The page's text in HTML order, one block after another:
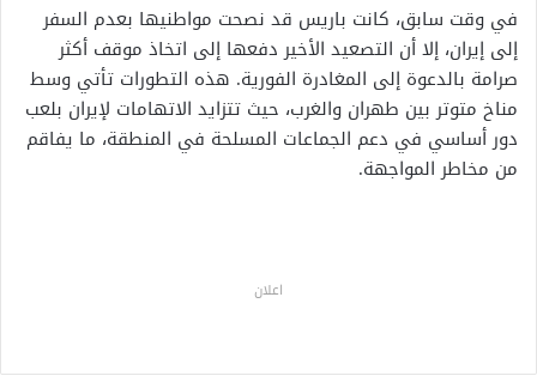
في وقت سابق، كانت باريس قد نصحت مواطنيها بعدم السفر
إلى إيران، إلا أن التصعيد الأخير دفعها إلى اتخاذ موقف أكثر
صرامة بالدعوة إلى المغادرة الفورية. هذه التطورات تأتي وسط
مناخ متوتر بين طهران والغرب، حيث تتزايد الاتهامات لإيران بلعب
دور أساسي في دعم الجماعات المسلحة في المنطقة، ما يفاقم
من مخاطر المواجهة.
اعلان